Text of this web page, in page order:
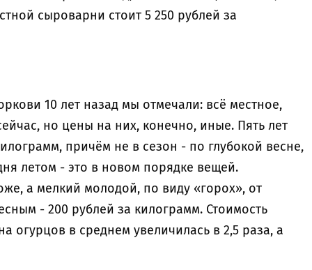
сыроварни стоит 5 250 рублей за
10 лет назад мы отмечали: всё местное,
но цены на них, конечно, иные. Пять лет
причём не в сезон - по глубокой весне,
летом - это в новом порядке вещей.
а мелкий молодой, по виду «горох», от
- 200 рублей за килограмм. Стоимость
огурцов в среднем увеличилась в 2,5 раза, а